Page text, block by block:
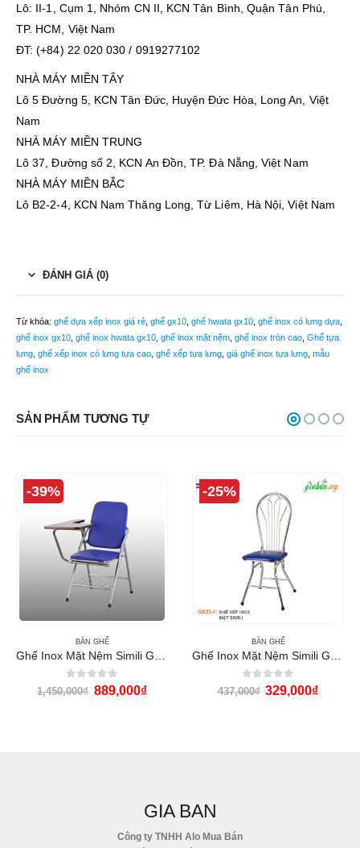
Lô: II-1, Cụm 1, Nhóm CN II, KCN Tân Bình, Quận Tân Phú,
TP. HCM, Việt Nam
ĐT: (+84) 22 020 030 / 0919277102
NHÀ MÁY MIỀN TÂY
Lô 5 Đường 5, KCN Tân Đức, Huyện Đức Hòa, Long An, Việt
Nam
NHÀ MÁY MIỀN TRUNG
Lô 37, Đường số 2, KCN An Đồn, TP. Đà Nẵng, Việt Nam
NHÀ MÁY MIỀN BẮC
Lô B2-2-4, KCN Nam Thăng Long, Từ Liêm, Hà Nội, Việt Nam
ĐÁNH GIÁ (0)
Từ khóa: ghế dựa xếp inox giá rẻ ghế gx10 ghế hwata gx10 ghế inox có lưng dựa
ghế inox gx10 ghế inox hwata gx10 ghế inox mặt nệm ghế inox tròn cao Ghế tựa
lưng ghế xếp inox có lưng tựa cao ghế xếp tựa lưng giá ghế inox tựa lưng mẫu
ghế inox
SẢN PHẨM TƯƠNG TỰ
-39%
BÀN GHẾ
0out of 5
1,450,000₫ 889,000₫
-25%
BÀN GHẾ
0out of 5
437,000₫ 329,000₫
GIA BAN
Công ty TNHH Alo Mua Bán